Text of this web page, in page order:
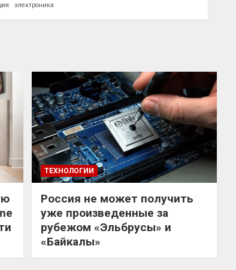
электроника
ТЕХНОЛОГИИ
Россия не может получить
уже произведенные за
рубежом «Эльбрусы» и
«Байкалы»